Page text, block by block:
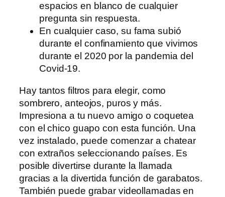
espacios en blanco de cualquier
pregunta sin respuesta.
En cualquier caso, su fama subió
durante el confinamiento que vivimos
durante el 2020 por la pandemia del
Covid-19.
Hay tantos filtros para elegir, como
sombrero, anteojos, puros y más.
Impresiona a tu nuevo amigo o coquetea
con el chico guapo con esta función. Una
vez instalado, puede comenzar a chatear
con extraños seleccionando países. Es
posible divertirse durante la llamada
gracias a la divertida función de garabatos.
También puede grabar videollamadas en